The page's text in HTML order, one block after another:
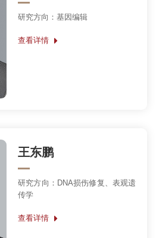
研究方向：基因编辑
查看详情
王东鹏
研究方向：DNA损伤修复、表观遗
传学
查看详情